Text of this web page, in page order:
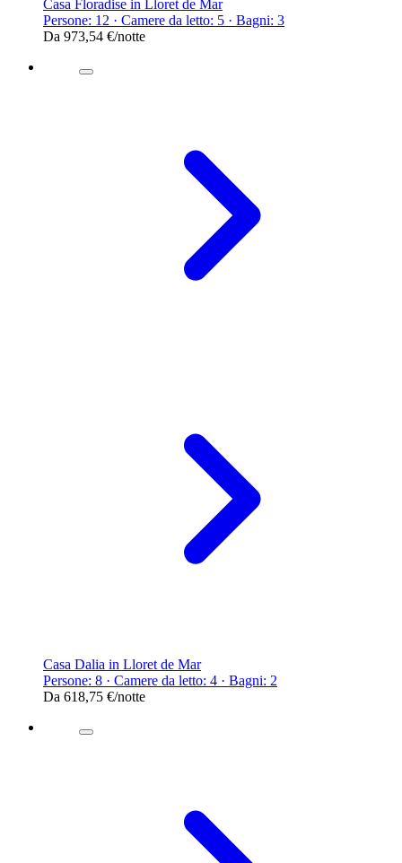
Casa Floradise in Lloret de Mar
Persone: 12 · Camere da letto: 5 · Bagni: 3
Da 973,54 €/notte
Casa Dalia in Lloret de Mar
Persone: 8 · Camere da letto: 4 · Bagni: 2
Da 618,75 €/notte